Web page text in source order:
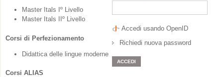
Master Itals Iº Livello
Master Itals IIº Livello
Corsi di Perfezionamento
Didattica delle lingue moderne
Corsi ALIAS
Accedi usando OpenID
Richiedi nuova password